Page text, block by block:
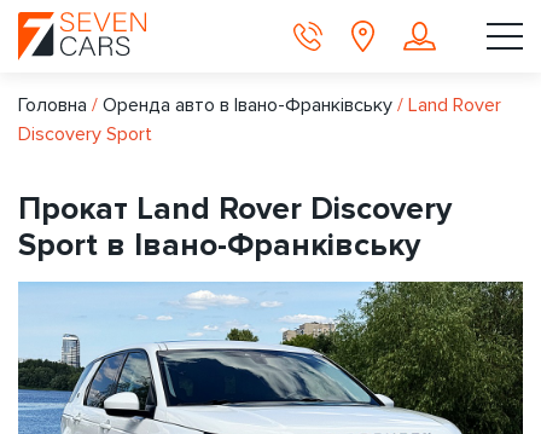
Головна / Оренда авто в Івано-Франківську / Land Rover
Discovery Sport
Прокат Land Rover Discovery
Sport в Івано-Франківську